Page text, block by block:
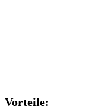
Vorteile: